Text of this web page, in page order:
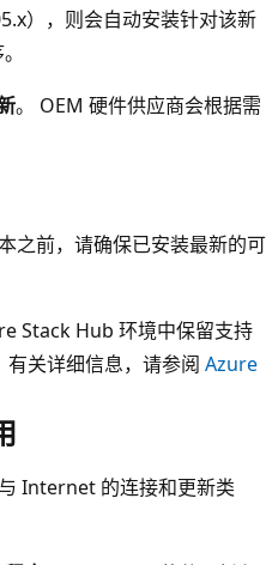
），则会自动安装针对该新
。 OEM 硬件供应商会根据需
之前，请确保已安装最新的可
Stack Hub 环境中保留支持
关详细信息，请参阅 Azure
Internet 的连接和更新类